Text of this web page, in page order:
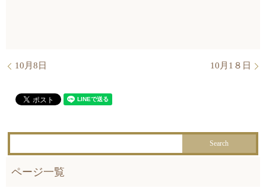
10月8日 10月1８日